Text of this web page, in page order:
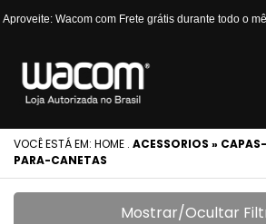
Aproveite: Wacom com Frete grátis durante todo o
VOCÊ ESTÁ EM: HOME . ACESSORIOS »
PARA-CANETAS
Mostrar/Ocultar